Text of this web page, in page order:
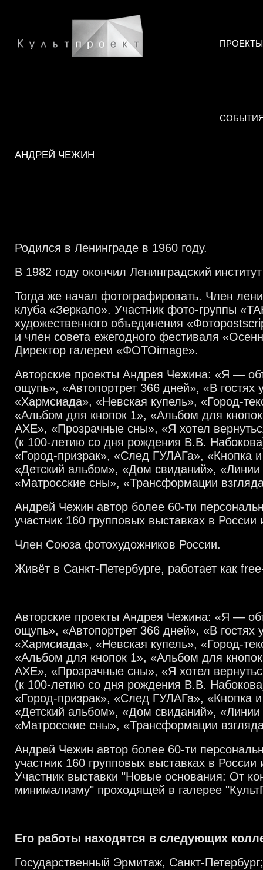
ПРОЕКТЫ
АНДРЕЙ ЧЕЖИН
Родился в Ленинграде в 1960 году.
В 1982 году окончил Ленинградский
Тогда же начал фотографировать. Член
клуба «Зеркало». Участник фото-группы
художественного объединения
и член совета ежегодного фестиваля
Директор галереи «ФОТОimage».
Авторские проекты Андрея Чежина: «Я —
ощупь», «Автопортрет 366 дней», «В гостях
«Хармсиада», «Невская купель», «Город-
«Альбом для кнопок 1», «Альбом для
АХЕ», «Прозрачные сны», «Я хотел
(к 100-летию со дня рождения В.B.
«Город-призрак», «След ГУЛАГа», «Кнопка
«Детский альбом», «Дом свиданий», «Линии
«Матросские сны», «Трансформации
Андрей Чежин автор более 60-ти
участник 160 групповых выставках в
Член Союза фотохудожников России.
Живёт в Санкт-Петербурге, работает как
Авторские проекты Андрея Чежина: «Я —
ощупь», «Автопортрет 366 дней», «В гостях
«Хармсиада», «Невская купель», «Город-
«Альбом для кнопок 1», «Альбом для
АХЕ», «Прозрачные сны», «Я хотел
(к 100-летию со дня рождения В.B.
«Город-призрак», «След ГУЛАГа», «Кнопка
«Детский альбом», «Дом свиданий», «Линии
«Матросские сны», «Трансформации
Андрей Чежин автор более 60-ти
участник 160 групповых выставках в
Участник выставки "Новые основания: От
минимализму" проходящей в галерее
Его работы находятся в следующих
Государственный Эрмитаж, Санкт-Петербург;